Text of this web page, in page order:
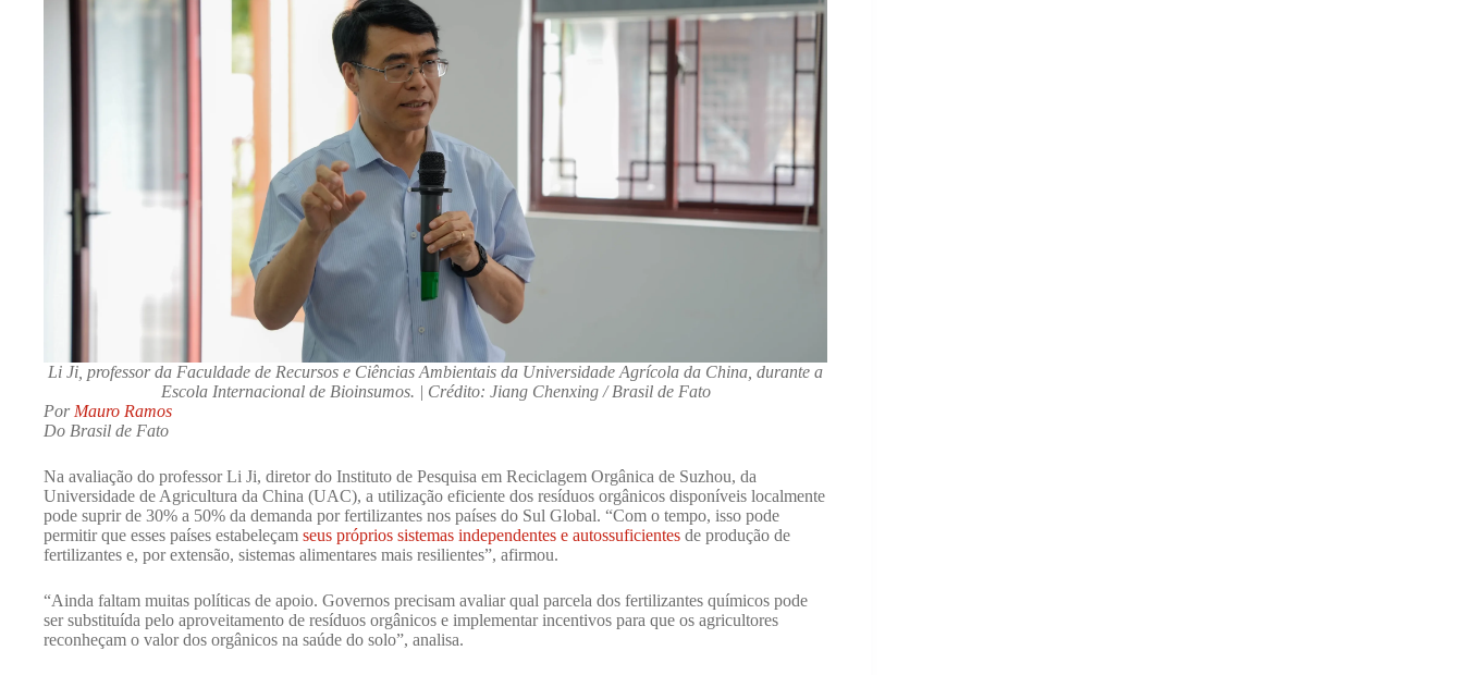
Li Ji, professor da Faculdade de Recursos e Ciências Ambientais da Universidade Agrícola da China, durante a
Escola Internacional de Bioinsumos. | Crédito: Jiang Chenxing / Brasil de Fato
Por Mauro Ramos
Do Brasil de Fato
Na avaliação do professor Li Ji, diretor do Instituto de Pesquisa em Reciclagem Orgânica de Suzhou, da
Universidade de Agricultura da China (UAC), a utilização eficiente dos resíduos orgânicos disponíveis localmente
pode suprir de 30% a 50% da demanda por fertilizantes nos países do Sul Global. “Com o tempo, isso pode
permitir que esses países estabeleçam seus próprios sistemas independentes e autossuficientes de produção de
fertilizantes e, por extensão, sistemas alimentares mais resilientes”, afirmou.
“Ainda faltam muitas políticas de apoio. Governos precisam avaliar qual parcela dos fertilizantes químicos pode
ser substituída pelo aproveitamento de resíduos orgânicos e implementar incentivos para que os agricultores
reconheçam o valor dos orgânicos na saúde do solo”, analisa.